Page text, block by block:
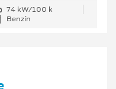
74 kW/100 k
Benzín